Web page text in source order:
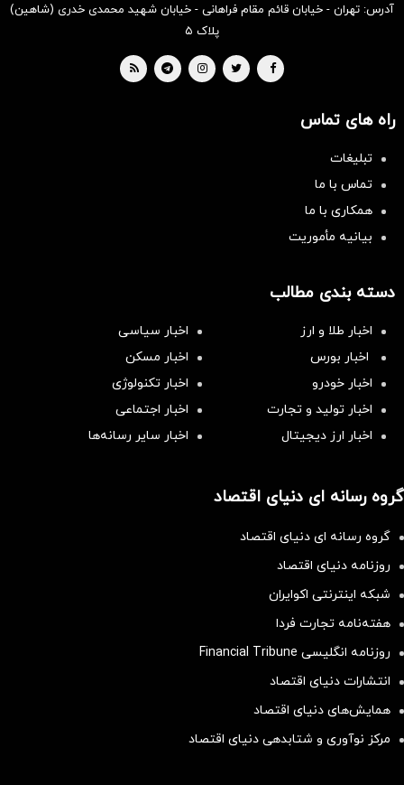
آدرس: تهران - خیابان قائم مقام فراهانی - خیابان شهید محمدی خدری (شاهین)
پلاک ۵
راه های تماس
تبلیغات
تماس با ما
همکاری با ما
بیانیه مأموریت
دسته بندی مطالب
اخبار طلا و ارز
اخبار سیاسی
اخبار بورس
اخبار مسکن
اخبار خودرو
اخبار تکنولوژی
اخبار تولید و تجارت
اخبار اجتماعی
اخبار ارز دیجیتال
اخبار سایر رسانه‌‌ها
گروه رسانه ای دنیای اقتصاد
گروه رسانه ای دنیای اقتصاد
روزنامه دنیای اقتصاد
شبکه اینترنتی اکوایران
هفته‌نامه تجارت فردا
روزنامه انگلیسی Financial Tribune
انتشارات دنیای اقتصاد
همایش‌های دنیای اقتصاد
مرکز نوآوری و شتابدهی دنیای اقتصاد